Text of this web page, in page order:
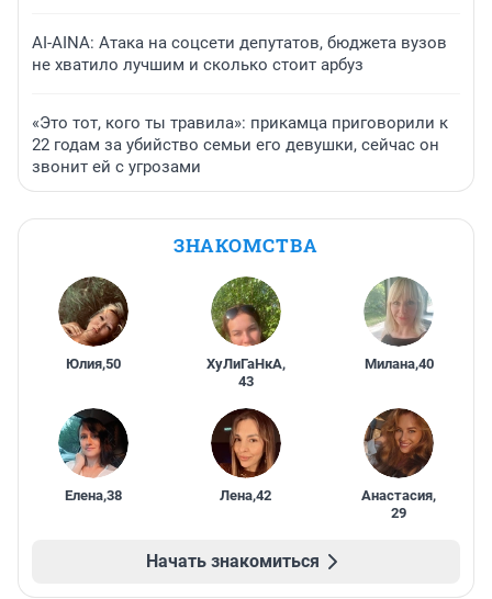
AI-AINA: Атака на соцсети депутатов, бюджета вузов
не хватило лучшим и сколько стоит арбуз
«Это тот, кого ты травила»: прикамца приговорили к
22 годам за убийство семьи его девушки, сейчас он
звонит ей с угрозами
ЗНАКОМСТВА
Юлия,50 ХуЛиГаНкА,
43
Милана,40
Елена,38 Лена,42 Анастасия,
29
Начать знакомиться